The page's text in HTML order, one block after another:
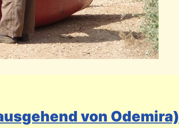
von Odemira)